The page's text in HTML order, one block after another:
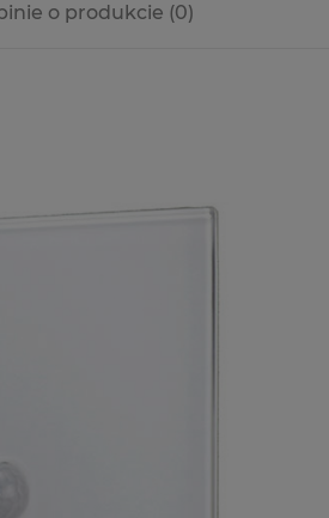
o produkcie (0)